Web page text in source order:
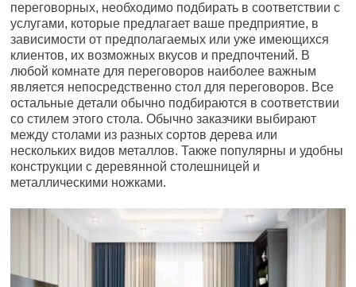
переговорных, необходимо подбирать в соответствии с
услугами, которые предлагает ваше предприятие, в
зависимости от предполагаемых или уже имеющихся
клиентов, их возможных вкусов и предпочтений. В
любой комнате для переговоров наиболее важным
является непосредственно стол для переговоров. Все
остальные детали обычно подбираются в соответствии
со стилем этого стола. Обычно заказчики выбирают
между столами из разных сортов дерева или
нескольких видов металлов. Также популярны и удобны
конструкции с деревянной столешницей и
металлическими ножками.